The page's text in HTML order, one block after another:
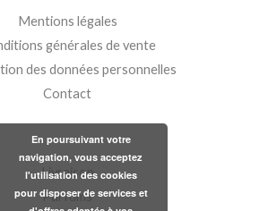
Mentions légales
générales de vente
des données personnelles
Contact
Livraison
Parfums
En poursuivant votre
navigation, vous acceptez
l'utilisation des cookies
pour disposer de services et